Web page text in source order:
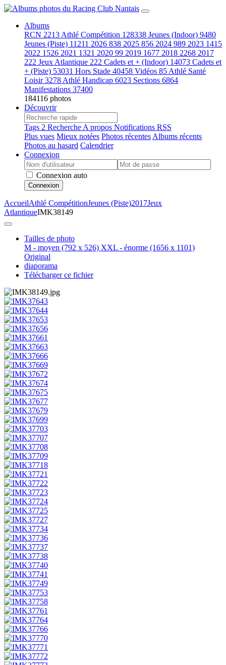
Albums
RCN 2213 Athlé Compétition 128338 Jeunes (Indoor) 9480
Jeunes (Piste) 11211 2026 838 2025 856 2024 989 2023 1415
2022 1526 2021 1321 2020 99 2019 1677 2018 2268 2017
222 Jeux Atlantique 222 Cadets et + (Indoor) 14073 Cadets et
+ (Piste) 53031 Hors Stade 40458 Vidéos 85 Athlé Santé
Loisir3278 Athlé Handicap 6023 Sections 6864
Manifestations 37400
184116 photos
Découvrir
Tags 2 Recherche A propos Notifications RSS
Plus vues Mieux notées Photos récentes Albums récents
Photos au hasard Calendrier
Connexion
Connexion auto
Connexion
AccueilAthlé CompétitionJeunes (Piste)2017Jeux
AtlantiqueIMK38149
Tailles de photo
M - moyen (792 x 526) XXL - énorme (1656 x 1101)
Original
diaporama
Télécharger ce fichier